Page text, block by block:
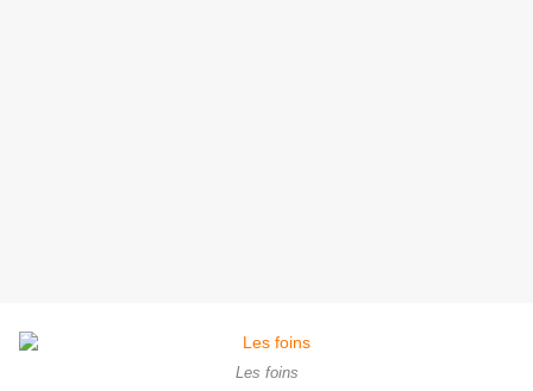
Les foins